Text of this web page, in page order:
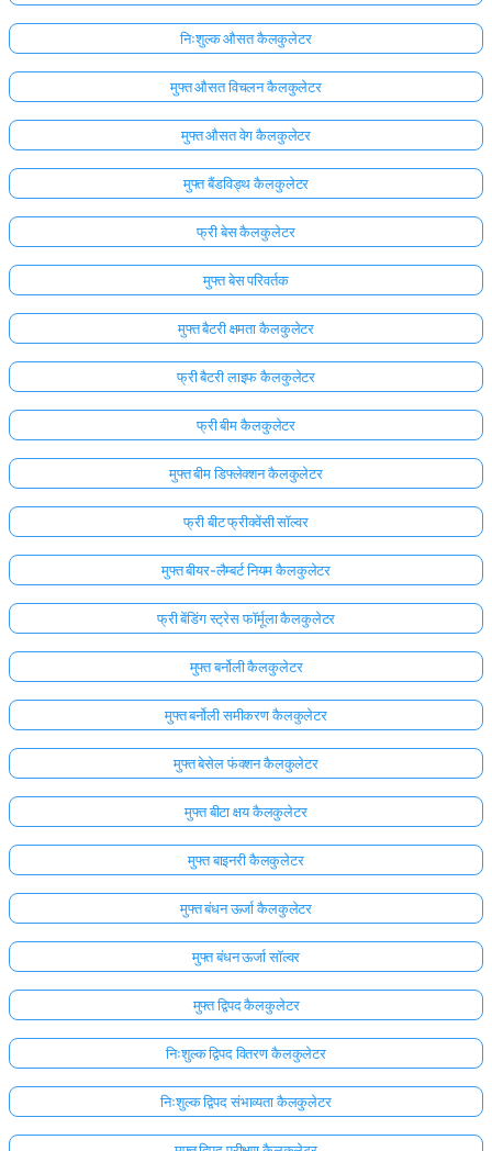
निःशुल्क औसत कैलकुलेटर
मुफ्त औसत विचलन कैलकुलेटर
मुफ्त औसत वेग कैलकुलेटर
मुफ्त बैंडविड्थ कैलकुलेटर
फ्री बेस कैलकुलेटर
मुफ्त बेस परिवर्तक
मुफ्त बैटरी क्षमता कैलकुलेटर
फ्री बैटरी लाइफ कैलकुलेटर
फ्री बीम कैलकुलेटर
मुफ्त बीम डिफ्लेक्शन कैलकुलेटर
फ्री बीट फ्रीक्वेंसी सॉल्वर
मुफ्त बीयर-लैम्बर्ट नियम कैलकुलेटर
फ्री बेंडिंग स्ट्रेस फॉर्मूला कैलकुलेटर
मुफ्त बर्नोली कैलकुलेटर
मुफ्त बर्नोली समीकरण कैलकुलेटर
मुफ्त बेसेल फंक्शन कैलकुलेटर
मुफ्त बीटा क्षय कैलकुलेटर
मुफ्त बाइनरी कैलकुलेटर
मुफ्त बंधन ऊर्जा कैलकुलेटर
मुफ्त बंधन ऊर्जा सॉल्वर
मुफ्त द्विपद कैलकुलेटर
निःशुल्क द्विपद वितरण कैलकुलेटर
निःशुल्क द्विपद संभाव्यता कैलकुलेटर